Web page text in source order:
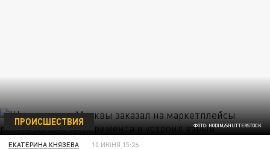
ФОТО: HODIM/SHUTTERSTOCK
ПРОИСШЕСТВИЯ
ЕКАТЕРИНА КНЯЗЕВА 10 ИЮНЯ 15:26